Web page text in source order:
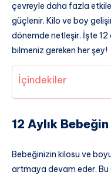
çevreyle daha fazla
güçlenir. Kilo ve boy
dönemde netleşir. İşte 12
bilmeniz gereken her şey!
İçindekiler
12 Aylık
Bebeğinizin kilosu ve
artmaya devam eder. Bu